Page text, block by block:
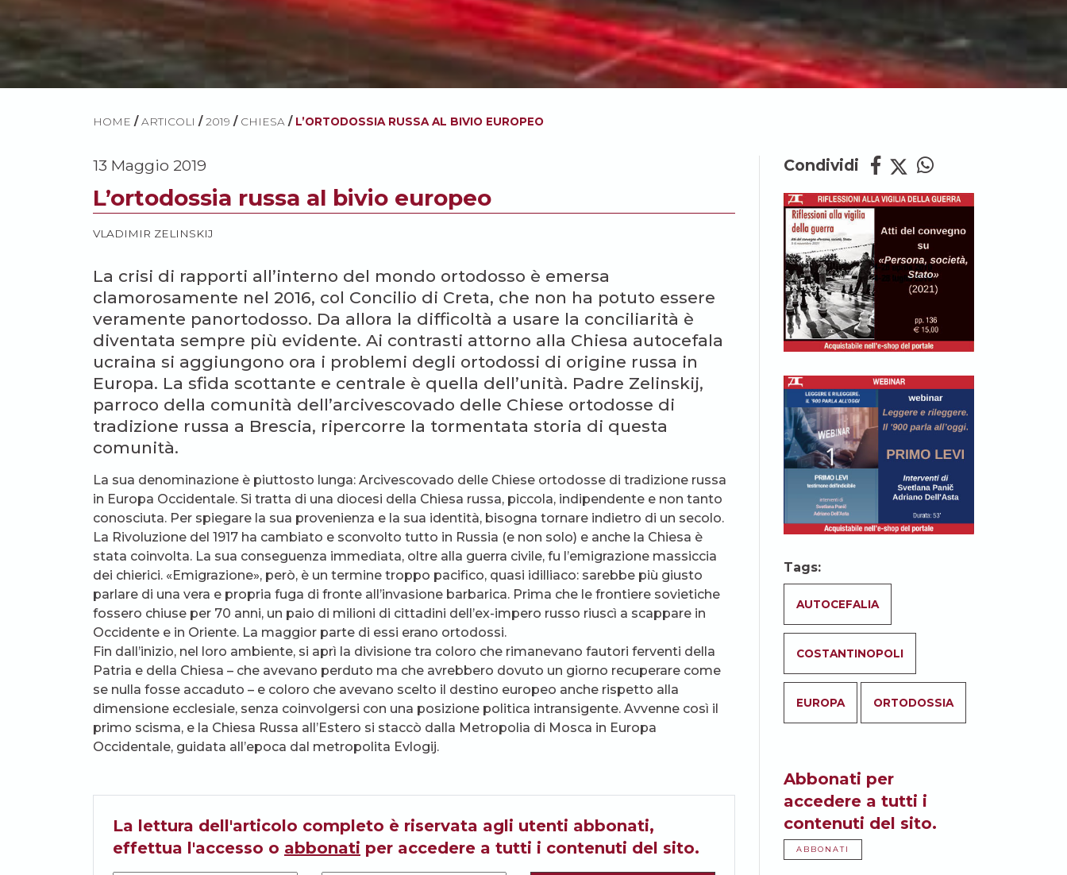
HOME / ARTICOLI / 2019 / CHIESA / L’ORTODOSSIA RUSSA AL BIVIO EUROPEO
13 Maggio 2019
L’ortodossia russa al bivio europeo
VLADIMIR ZELINSKIJ
La crisi di rapporti all’interno del mondo ortodosso è emersa
clamorosamente nel 2016, col Concilio di Creta, che non ha potuto essere
veramente panortodosso. Da allora la difficoltà a usare la conciliarità è
diventata sempre più evidente. Ai contrasti attorno alla Chiesa autocefala
ucraina si aggiungono ora i problemi degli ortodossi di origine russa in
Europa. La sfida scottante e centrale è quella dell’unità. Padre Zelinskij,
parroco della comunità dell’arcivescovado delle Chiese ortodosse di
tradizione russa a Brescia, ripercorre la tormentata storia di questa
comunità.
La sua denominazione è piuttosto lunga: Arcivescovado delle Chiese ortodosse di tradizione russa
in Europa Occidentale. Si tratta di una diocesi della Chiesa russa, piccola, indipendente e non tanto
conosciuta. Per spiegare la sua provenienza e la sua identità, bisogna tornare indietro di un secolo.
La Rivoluzione del 1917 ha cambiato e sconvolto tutto in Russia (e non solo) e anche la Chiesa è
stata coinvolta. La sua conseguenza immediata, oltre alla guerra civile, fu l’emigrazione massiccia
dei chierici. «Emigrazione», però, è un termine troppo pacifico, quasi idilliaco: sarebbe più giusto
parlare di una vera e propria fuga di fronte all’invasione barbarica. Prima che le frontiere sovietiche
fossero chiuse per 70 anni, un paio di milioni di cittadini dell’ex-impero russo riuscì a scappare in
Occidente e in Oriente. La maggior parte di essi erano ortodossi.
Fin dall’inizio, nel loro ambiente, si aprì la divisione tra coloro che rimanevano fautori ferventi della
Patria e della Chiesa – che avevano perduto ma che avrebbero dovuto un giorno recuperare come
se nulla fosse accaduto – e coloro che avevano scelto il destino europeo anche rispetto alla
dimensione ecclesiale, senza coinvolgersi con una posizione politica intransigente. Avvenne così il
primo scisma, e la Chiesa Russa all’Estero si staccò dalla Metropolia di Mosca in Europa
Occidentale, guidata all’epoca dal metropolita Evlogij.
La lettura dell'articolo completo è riservata agli utenti abbonati,
effettua l'accesso o abbonati per accedere a tutti i contenuti del sito.
Condividi
Tags:
AUTOCEFALIA
COSTANTINOPOLI
EUROPA ORTODOSSIA
Abbonati per
accedere a tutti i
contenuti del sito.
ABBONATI